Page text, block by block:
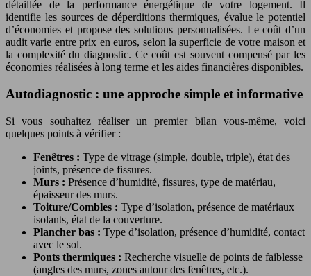
détaillée de la performance énergétique de votre logement. Il
identifie les sources de déperditions thermiques, évalue le potentiel
d’économies et propose des solutions personnalisées. Le coût d’un
audit varie entre prix en euros, selon la superficie de votre maison et
la complexité du diagnostic. Ce coût est souvent compensé par les
économies réalisées à long terme et les aides financières disponibles.
Autodiagnostic : une approche simple et informative
Si vous souhaitez réaliser un premier bilan vous-même, voici
quelques points à vérifier :
Fenêtres : Type de vitrage (simple, double, triple), état des
joints, présence de fissures.
Murs : Présence d’humidité, fissures, type de matériau,
épaisseur des murs.
Toiture/Combles : Type d’isolation, présence de matériaux
isolants, état de la couverture.
Plancher bas : Type d’isolation, présence d’humidité, contact
avec le sol.
Ponts thermiques : Recherche visuelle de points de faiblesse
(angles des murs, zones autour des fenêtres, etc.).